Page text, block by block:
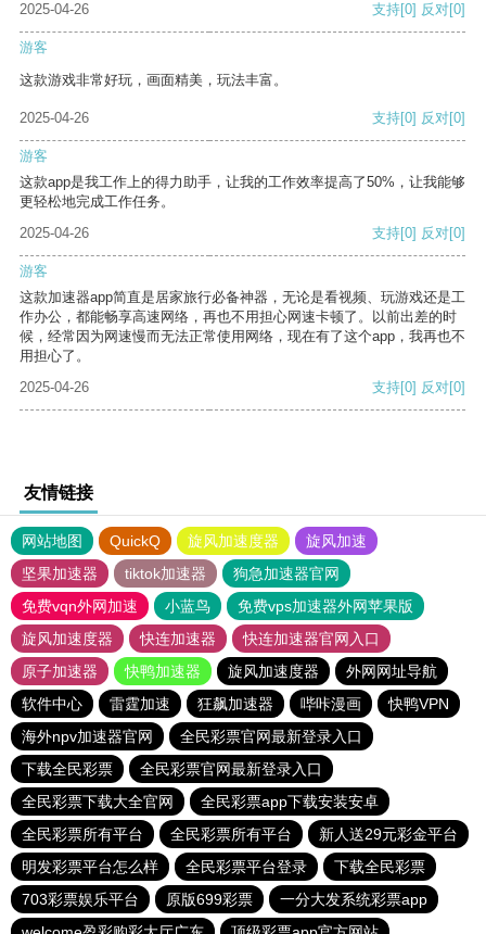
2025-04-26
支持[0] 反对[0]
游客
这款游戏非常好玩，画面精美，玩法丰富。
2025-04-26 支持[0] 反对[0]
游客
这款app是我工作上的得力助手，让我的工作效率提高了50%，让我能够
更轻松地完成工作任务。
2025-04-26
支持[0] 反对[0]
游客
这款加速器app简直是居家旅行必备神器，无论是看视频、玩游戏还是工
作办公，都能畅享高速网络，再也不用担心网速卡顿了。以前出差的时
候，经常因为网速慢而无法正常使用网络，现在有了这个app，我再也不
用担心了。
2025-04-26
支持[0] 反对[0]
友情链接
网站地图 QuickQ 旋风加速度器
旋风加速
坚果加速器
tiktok加速器
狗急加速器官网
免费vqn外网加速
小蓝鸟
免费vps加速器外网苹果版
旋风加速度器
快连加速器
快连加速器官网入口
原子加速器
快鸭加速器 旋风加速度器
外网网址导航
软件中心
雷霆加速 狂飙加速器 哔咔漫画
快鸭VPN
海外npv加速器官网
全民彩票官网最新登录入口
下载全民彩票
全民彩票官网最新登录入口
全民彩票下载大全官网
全民彩票app下载安装安卓
全民彩票所有平台
全民彩票所有平台
新人送29元彩金平台
明发彩票平台怎么样
全民彩票平台登录
下载全民彩票
703彩票娱乐平台
原版699彩票
一分大发系统彩票app